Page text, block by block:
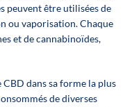
peuvent être utilisées de
ou vaporisation. Chaque
et de cannabinoïdes,
dans sa forme la plus
de diverses